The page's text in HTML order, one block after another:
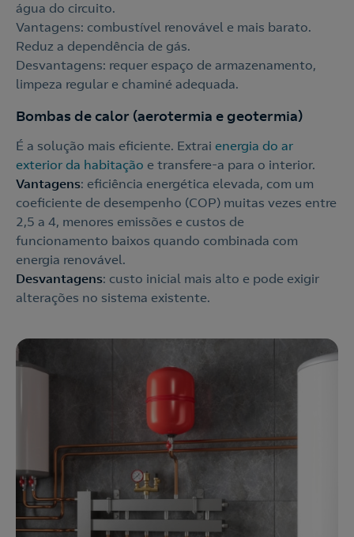
água do circuito.
Vantagens: combustível renovável e mais barato.
Reduz a dependência de gás.
Desvantagens: requer espaço de armazenamento,
limpeza regular e chaminé adequada.
Bombas de calor (aerotermia e geotermia)
É a solução mais eficiente. Extrai energia do ar
exterior da habitação e transfere-a para o interior.
Vantagens: eficiência energética elevada, com um
coeficiente de desempenho (COP) muitas vezes entre
2,5 a 4, menores emissões e custos de
funcionamento baixos quando combinada com
energia renovável.
Desvantagens: custo inicial mais alto e pode exigir
alterações no sistema existente.